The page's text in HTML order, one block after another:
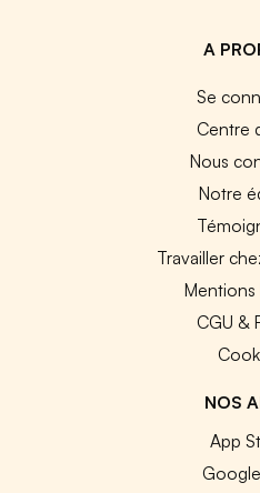
A
Se
Centre
Nous
Notre
Travailler
Mentions
CGU &
NOS
App